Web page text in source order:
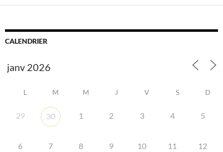
CALENDRIER
L M M J V S D
29 30 1 2 3 4 5
6 7 8 9 10 11 12